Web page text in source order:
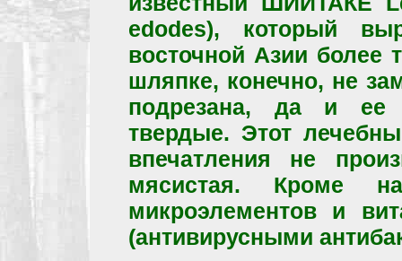
edodes), который
восточной Азии более
шляпке, конечно, не
подрезана, да и ее
твердые. Этот
впечатления не
мясистая. Кроме
микроэлементов и
(антивирусными